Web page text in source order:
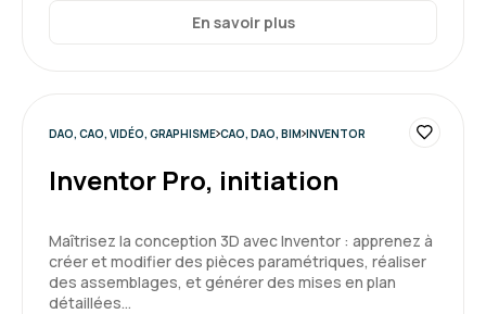
En savoir plus
DAO, CAO, VIDÉO, GRAPHISME CAO, DAO, BIM INVENTOR
Inventor Pro, initiation
Maîtrisez la conception 3D avec Inventor : apprenez à
créer et modifier des pièces paramétriques, réaliser
des assemblages, et générer des mises en plan
détaillées…